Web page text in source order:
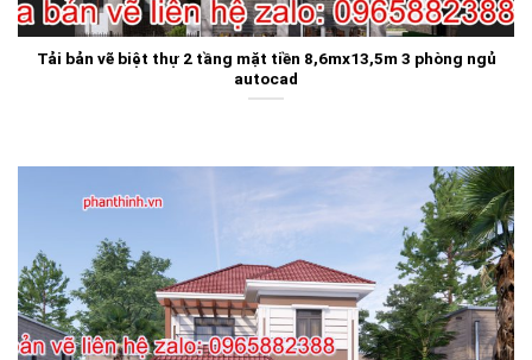
Tải bản vẽ biệt thự 2 tầng mặt tiền 8,6mx13,5m 3 phòng ngủ
autocad